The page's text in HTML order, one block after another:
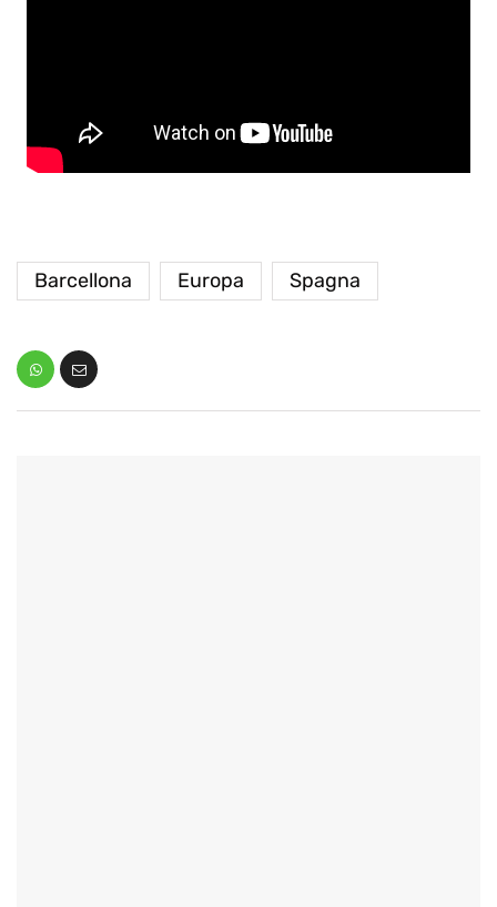
Barcellona Europa Spagna